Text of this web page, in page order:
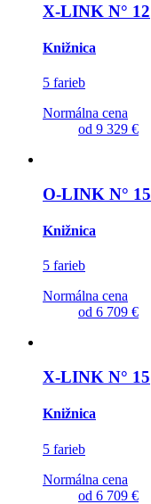
X-LINK N° 12
Knižnica
5 farieb
Normálna cena
od 9 329 €
O-LINK N° 15
Knižnica
5 farieb
Normálna cena
od 6 709 €
X-LINK N° 15
Knižnica
5 farieb
Normálna cena
od 6 709 €